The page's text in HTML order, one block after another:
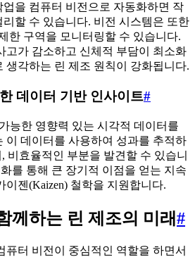
을 컴퓨터 비전으로 자동화하면 작
할 수 있습니다. 비전 시스템은 또한
한 구역을 모니터링할 수 있습니다.
고가 감소하고 신체적 부담이 최소화
생각하는 린 제조 원칙이 강화됩니다.
데이터 기반 인사이트#
능한 영향력 있는 시각적 데이터를
이 데이터를 사용하여 성과를 추적하
비효율적인 부분을 발견할 수 있습니
를 통해 큰 장기적 이점을 얻는 지속
이젠(Kaizen) 철학을 지원합니다.
께하는 린 제조의 미래#
퓨터 비전이 중심적인 역할을 하면서